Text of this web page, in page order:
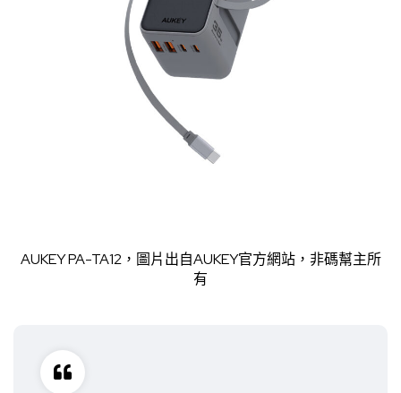
AUKEY PA-TA12，圖片出自AUKEY官方網站，非碼幫主所
有